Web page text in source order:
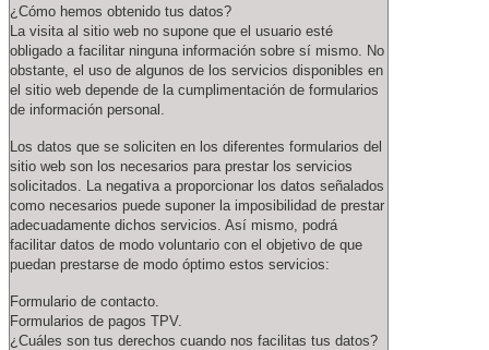
¿Cómo hemos obtenido tus datos?
La visita al sitio web no supone que el usuario esté
obligado a facilitar ninguna información sobre sí mismo. No
obstante, el uso de algunos de los servicios disponibles en
el sitio web depende de la cumplimentación de formularios
de información personal.
Los datos que se soliciten en los diferentes formularios del
sitio web son los necesarios para prestar los servicios
solicitados. La negativa a proporcionar los datos señalados
como necesarios puede suponer la imposibilidad de prestar
adecuadamente dichos servicios. Así mismo, podrá
facilitar datos de modo voluntario con el objetivo de que
puedan prestarse de modo óptimo estos servicios:
Formulario de contacto.
Formularios de pagos TPV.
¿Cuáles son tus derechos cuando nos facilitas tus datos?